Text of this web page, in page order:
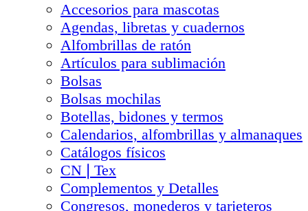
Accesorios para mascotas
Agendas, libretas y cuadernos
Alfombrillas de ratón
Artículos para sublimación
Bolsas
Bolsas mochilas
Botellas, bidones y termos
Calendarios, alfombrillas y almanaques
Catálogos físicos
CN❘Tex
Complementos y Detalles
Congresos, monederos y tarjeteros